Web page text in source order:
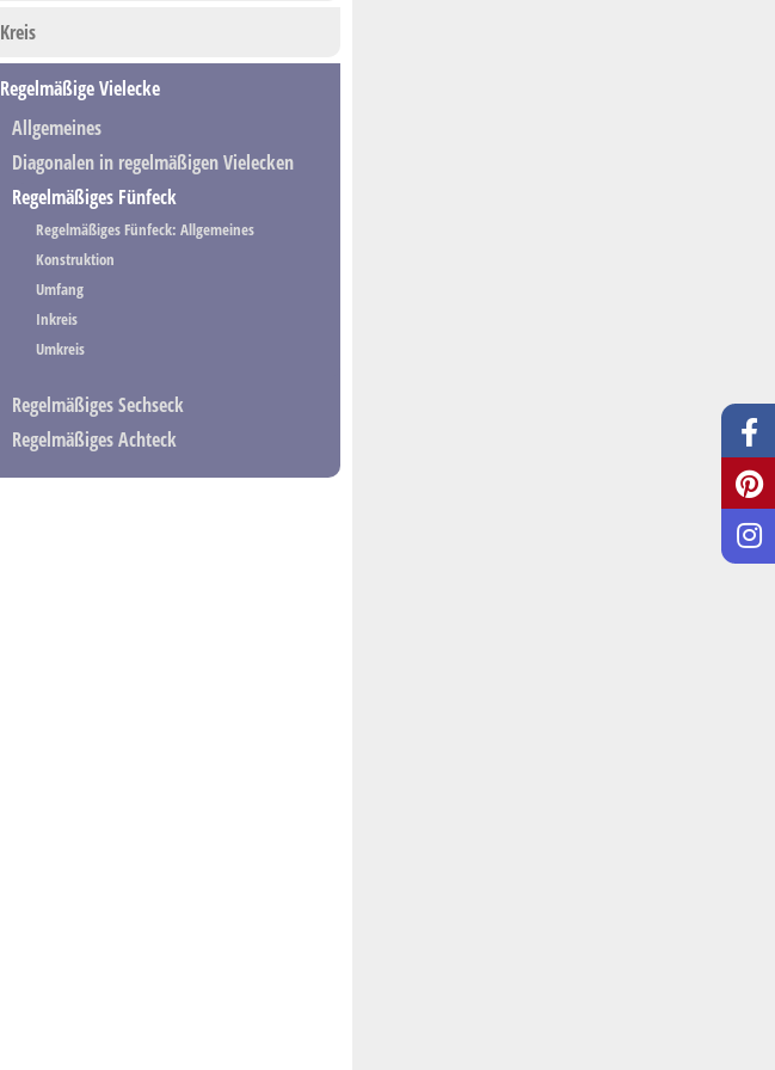
Kreis
Regelmäßige Vielecke
Allgemeines
Diagonalen in regelmäßigen Vielecken
Regelmäßiges Fünfeck
Regelmäßiges Fünfeck: Allgemeines
Konstruktion
Umfang
Inkreis
Umkreis
Regelmäßiges Sechseck
Regelmäßiges Achteck